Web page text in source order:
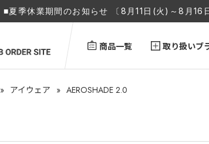
■夏季休業期間のお知らせ 〔8月11日(火)～8月
商品一覧 取り扱いブ
» アイウェア » AEROSHADE 2.0